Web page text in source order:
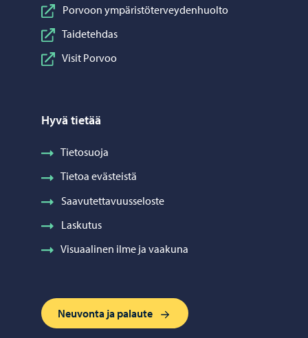
Porvoon ympäristöterveydenhuolto
Taidetehdas
Visit Porvoo
Hyvä tietää
Tietosuoja
Tietoa evästeistä
Saavutettavuusseloste
Laskutus
Visuaalinen ilme ja vaakuna
Neuvonta ja palaute